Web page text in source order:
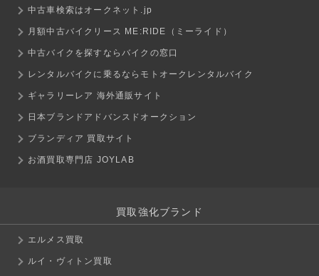
中古車検索はオークネット.jp
月額中古バイクリース ME:RIDE（ミーライド）
中古バイクを探すならバイクの窓口
レンタルバイクに乗るならモトオークレンタルバイク
ギャラリーレア 海外通販サイト
日本ブランドアドバンスドオークション
ブランディア 買取サイト
お酒買取専門店 JOYLAB
買取強化ブランド
エルメス買取
ルイ・ヴィトン買取